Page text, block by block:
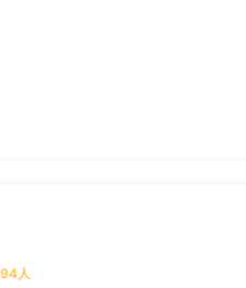
人